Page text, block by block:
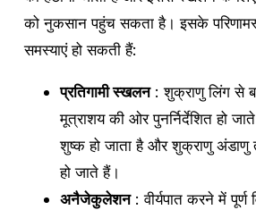
को नुकसान पहुंच सकता है। इसके
समस्याएं हो सकती हैं:
प्रतिगामी स्खलन: शुक्राणु लिंग से
मूत्राशय की ओर पुनर्निर्देशित हो
शुष्क हो जाता है और शुक्राणु
हो जाते हैं।
अनैजेकुलेशन: वीर्यपात करने में